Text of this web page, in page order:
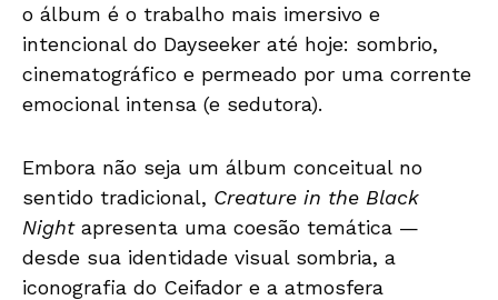
o álbum é o trabalho mais imersivo e
intencional do Dayseeker até hoje: sombrio,
cinematográfico e permeado por uma corrente
emocional intensa (e sedutora).
Embora não seja um álbum conceitual no
sentido tradicional, Creature in the Black
Nightapresenta uma coesão temática —
desde sua identidade visual sombria, a
iconografia do Ceifador e a atmosfera